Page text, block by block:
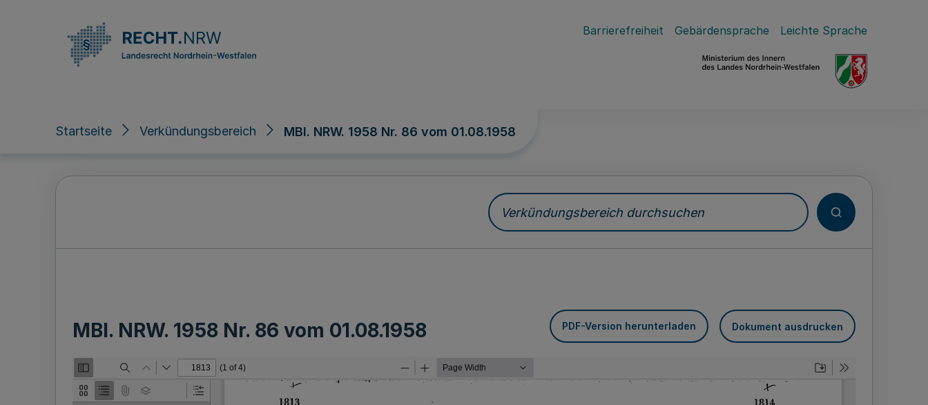
Barrierefreiheit Gebärdensprache Leichte Sprache
Startseite Verkündungsbereich MBl. NRW. 1958 Nr. 86 vom 01.08.1958
Verkündungsbereich durchsuchen
MBl. NRW. 1958 Nr. 86 vom 01.08.1958 PDF-Version herunterladen Dokument ausdrucken